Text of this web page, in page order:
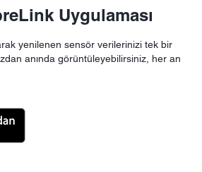
Uygulaması
yenilenen sensör verilerinizi tek bir
anında görüntüleyebilirsiniz, her an